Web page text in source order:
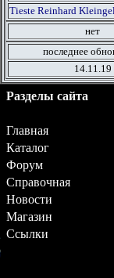
Tieste Reinhard
нет
последнее
14.11.19
Разделы сайта
Главная
Каталог
Форум
Справочная
Новости
Магазин
Ссылки